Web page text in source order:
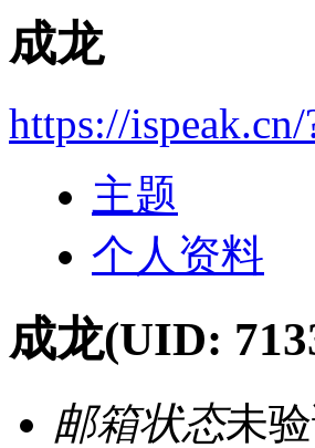
成龙
https://
主题
个人资料
成龙(UID:
邮箱状态未